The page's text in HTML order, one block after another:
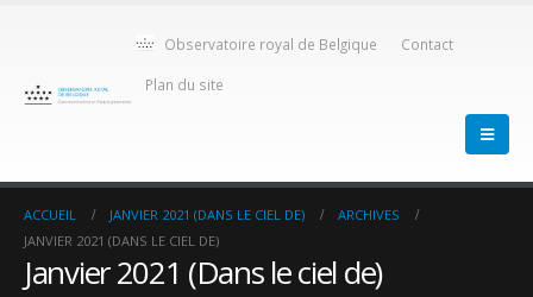
Observatoire royal de Belgique Contact
Plan du site
ACCUEIL JANVIER 2021 (DANS LE CIEL DE)
ARCHIVES
JANVIER 2021 (DANS LE CIEL DE)
Janvier 2021 (Dans le ciel de)